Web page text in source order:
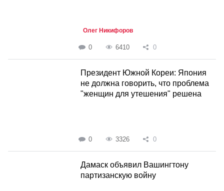
Олег Никифоров
0 6410 0
Президент Южной Кореи: Япония
не должна говорить, что проблема
"женщин для утешения" решена
0 3326 0
Дамаск объявил Вашингтону
партизанскую войну